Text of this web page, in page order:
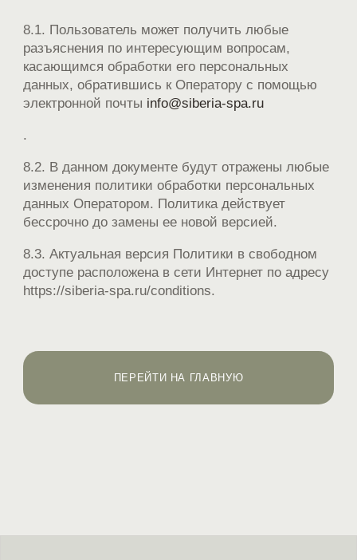
8.1. Пользователь может получить любые
разъяснения по интересующим вопросам,
касающимся обработки его персональных
данных, обратившись к Оператору с помощью
электронной почты info@siberia-spa.ru
.
8.2. В данном документе будут отражены любые
изменения политики обработки персональных
данных Оператором. Политика действует
бессрочно до замены ее новой версией.
8.3. Актуальная версия Политики в свободном
доступе расположена в сети Интернет по адресу
https://siberia-spa.ru/conditions.
ПЕРЕЙТИ НА ГЛАВНУЮ